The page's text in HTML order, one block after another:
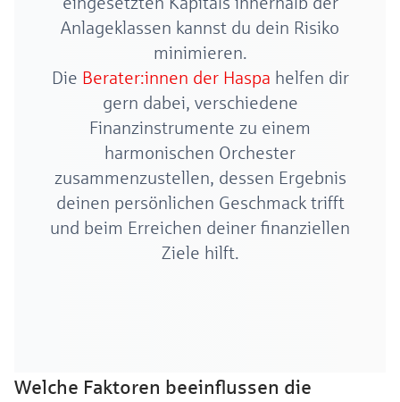
Anlageklassen kannst du dein Risiko
minimieren.
Die Berater:innen der Haspa helfen dir
gern dabei, verschiedene
Finanzinstrumente zu einem
harmonischen Orchester
zusammenzustellen, dessen Ergebnis
deinen persönlichen Geschmack trifft
und beim Erreichen deiner finanziellen
Ziele hilft.
Welche Faktoren beeinflussen die